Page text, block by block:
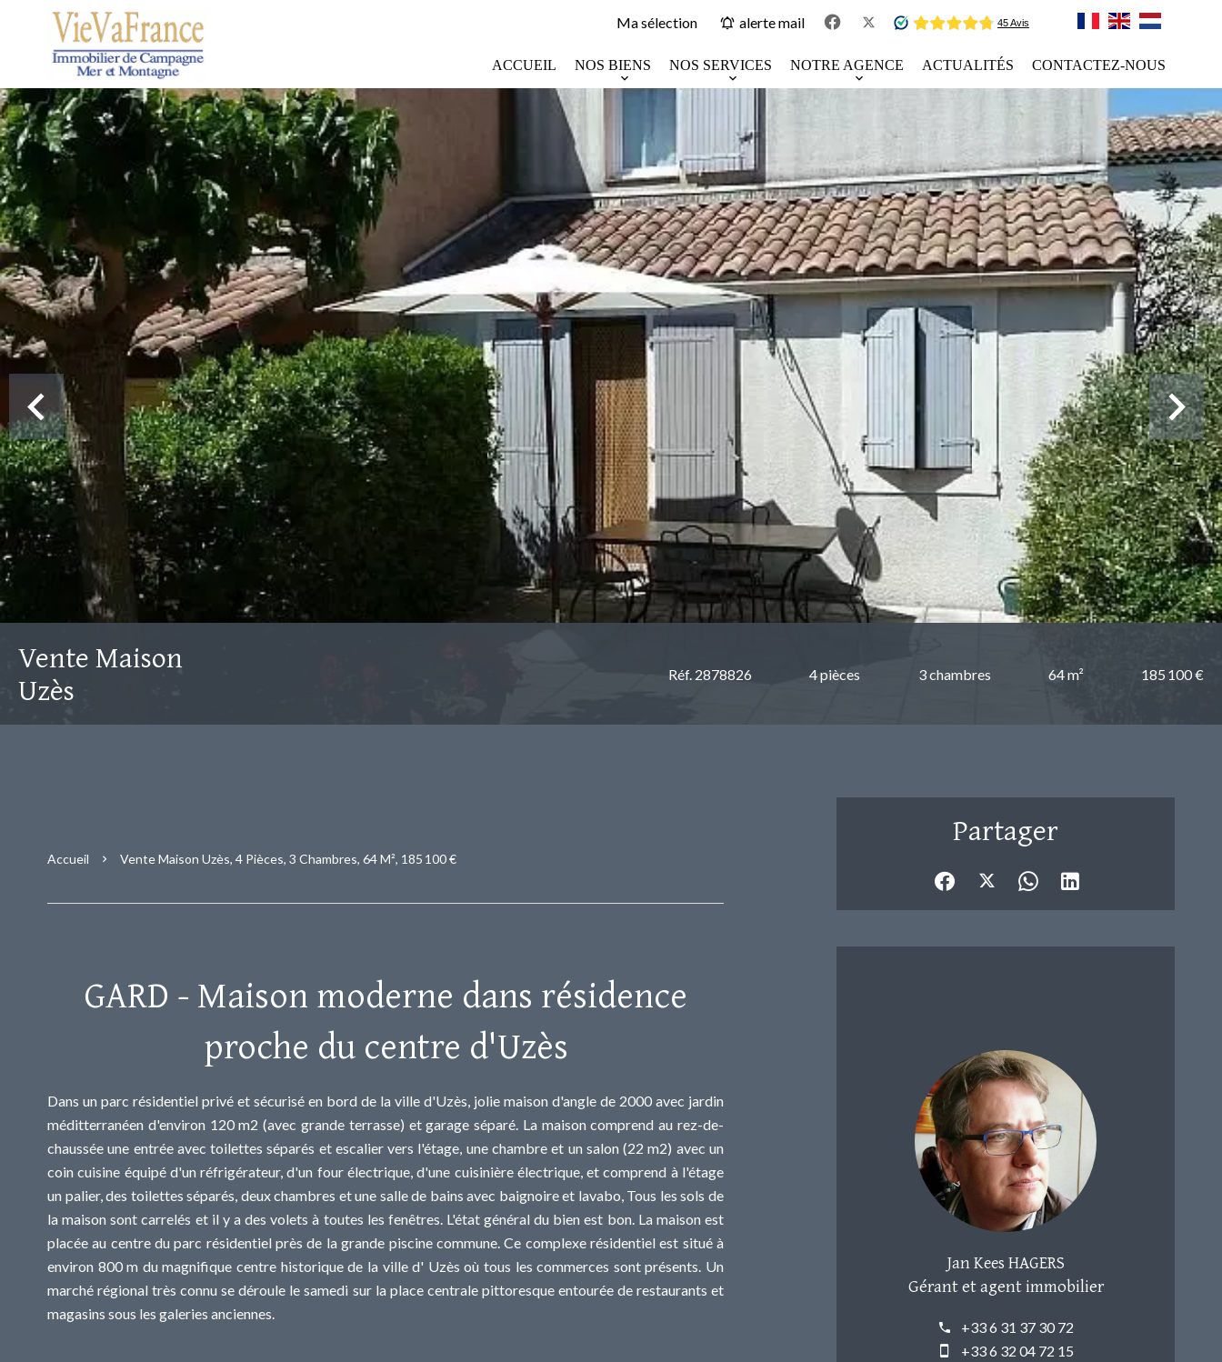
Ma sélection alerte mail
ACCUEIL NOS BIENS NOS SERVICES NOTRE AGENCE ACTUALITÉS CONTACTEZ-NOUS
Vente Maison
Uzès Réf. 2878826 4 pièces 3 chambres 64 m² 185 100 €
Accueil Vente Maison Uzès, 4 Pièces, 3 Chambres, 64 M², 185 100 €
GARD - Maison moderne dans résidence
proche du centre d'Uzès
Dans un parc résidentiel privé et sécurisé en bord de la ville d'Uzès, jolie maison d'angle de 2000 avec jardin
méditterranéen d'environ 120 m2 (avec grande terrasse) et garage séparé. La maison comprend au rez-de-
chaussée une entrée avec toilettes séparés et escalier vers l'étage, une chambre et un salon (22 m2) avec un
coin cuisine équipé d'un réfrigérateur, d'un four électrique, d'une cuisinière électrique, et comprend à l'étage
un palier, des toilettes séparés, deux chambres et une salle de bains avec baignoire et lavabo, Tous les sols de
la maison sont carrelés et il y a des volets à toutes les fenêtres. L'état général du bien est bon. La maison est
placée au centre du parc résidentiel près de la grande piscine commune. Ce complexe résidentiel est situé à
environ 800 m du magnifique centre historique de la ville d' Uzès où tous les commerces sont présents. Un
marché régional très connu se déroule le samedi sur la place centrale pittoresque entourée de restaurants et
magasins sous les galeries anciennes.
Partager
Jan Kees HAGERS
Gérant et agent immobilier
+33 6 31 37 30 72
+33 6 32 04 72 15